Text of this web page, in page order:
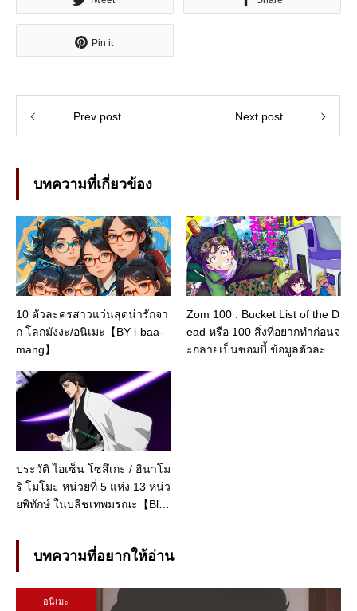
Pin it
Prev post Next post
บทความที่เกี่ยวข้อง
10 ตัวละครสาวแว่นสุดน่ารักจา
ก โลกมังงะ/อนิเมะ【BY i-baa-
mang】
Zom 100 : Bucket List of the D
ead หรือ 100 สิ่งที่อยากทำก่อนจ
ะกลายเป็นซอมบี้ ข้อมูลตัวละคร
ประวัติ ไอเซ็น โซสึเกะ / ฮินาโม
ริ โมโมะ หน่วยที่ 5 แห่ง 13 หน่ว
ยพิทักษ์ ในบลีชเทพมรณะ【Ble
บทความที่อยากให้อ่าน
อนิเมะ